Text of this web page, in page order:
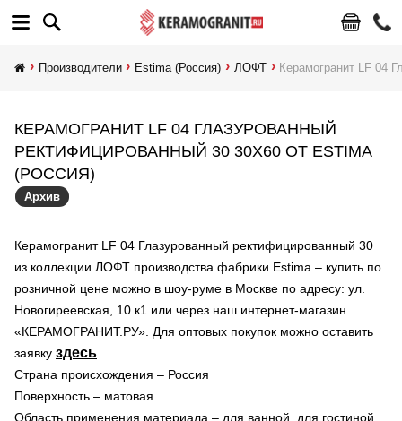
Производители Estima (Россия) ЛОФТ Керамогранит LF 04
КЕРАМОГРАНИТ LF 04 ГЛАЗУРОВАННЫЙ
РЕКТИФИЦИРОВАННЫЙ 30 30X60 ОТ ESTIMA
(РОССИЯ)
Архив
Керамогранит LF 04 Глазурованный ректифицированный 30
из коллекции ЛОФТ производства фабрики Estima – купить по
розничной цене можно в шоу-руме в Москве по адресу: ул.
Новогиреевская, 10 к1 или через наш интернет-магазин
«КЕРАМОГРАНИТ.РУ». Для оптовых покупок можно оставить
заявку здесь
Страна происхождения – Россия
Поверхность – матовая
Область применения материала – для ванной, для гостиной,